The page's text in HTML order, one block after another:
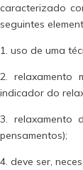
caracterizado
seguintes
1. uso de uma
2. relaxamento
indicador do
3. relaxamento
pensamentos);
4. deve ser,